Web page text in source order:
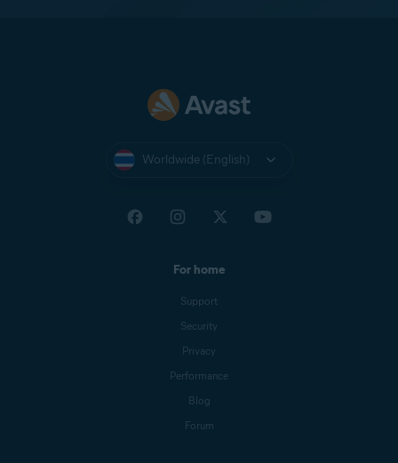
Worldwide (English)
For home
Support
Security
Privacy
Performance
Blog
Forum